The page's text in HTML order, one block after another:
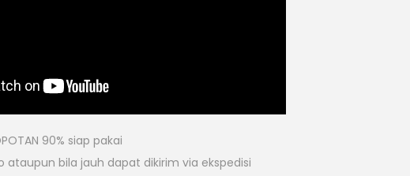
90% siap pakai
ataupun bila jauh dapat dikirim via ekspedisi